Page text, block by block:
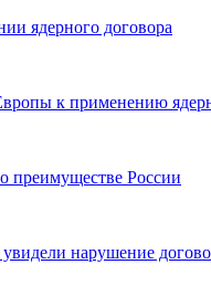
ядерного договора
к применению
России
нарушение